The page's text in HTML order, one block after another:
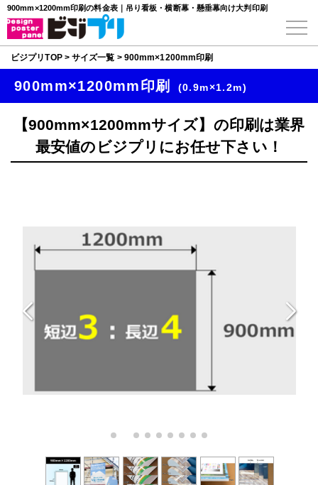
900mm×1200mm印刷の料金表｜吊り看板・横断幕・懸垂幕向け大判印刷
ビジプリTOP>サイズ一覧 > 900mm×1200mm印刷
900mm×1200mm印刷 (0.9m×1.2m)
【900mm×1200mmサイズ】の印刷は業界
最安値のビジプリにお任せ下さい！